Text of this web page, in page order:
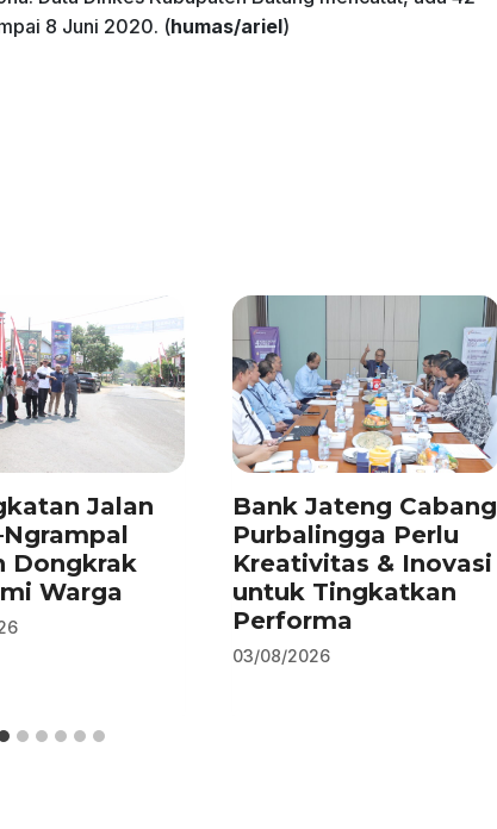
8 Juni 2020. (humas/ariel)
Jalan
Dongkrak
Warga
Bank Jateng Cabang
Purbalingga Perlu
Kreativitas & Inovasi
untuk Tingkatkan
Performa
03/08/2026